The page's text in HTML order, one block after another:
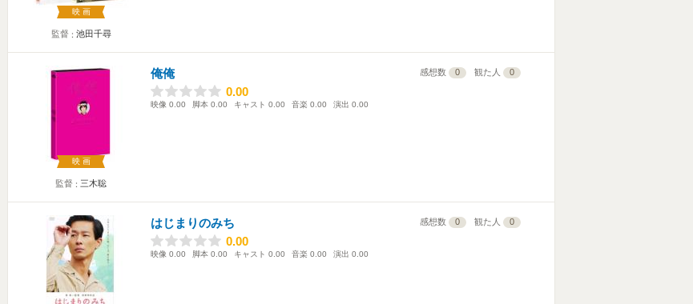
映画
監督 池田千尋
映画
監督 三木聡
俺俺 感想数 0 観た人 0
0.00
0.00
映像 0.00 脚本 0.00 キャスト 0.00 音楽 0.00 演出 0.00
はじまりのみち 感想数 0 観た人 0
0.00
0.00
映像 0.00 脚本 0.00 キャスト 0.00 音楽 0.00 演出 0.00